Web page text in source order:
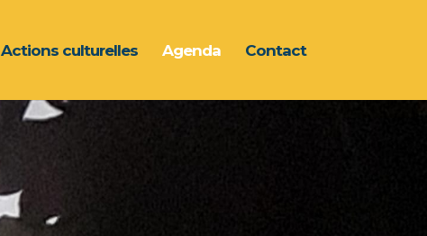
Actions culturelles Agenda Contact